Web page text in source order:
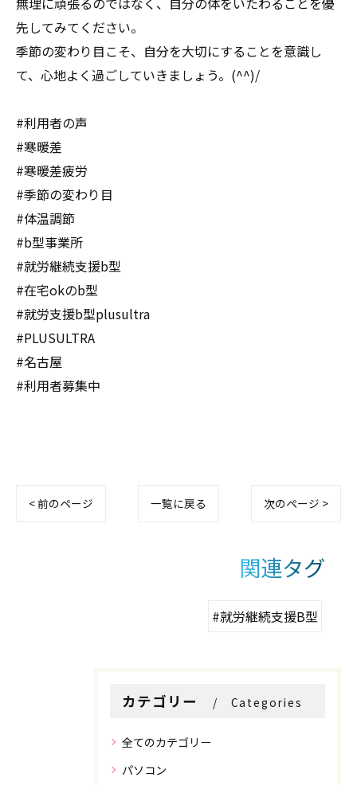
先してみてください。
季節の変わり目こそ、自分を大切にすることを意識し
て、心地よく過ごしていきましょう。(^^)/
#利用者の声
#寒暖差
#寒暖差疲労
#季節の変わり目
#体温調節
#b型事業所
#就労継続支援b型
#在宅okのb型
#就労支援b型plusultra
#PLUSULTRA
#名古屋
#利用者募集中
< 前のページ 一覧に戻る 次のページ >
関連タグ
#就労継続支援B型
カテゴリー Categories
全てのカテゴリー
パソコン
お問い合わせはこちら
お問い合わせはこちら